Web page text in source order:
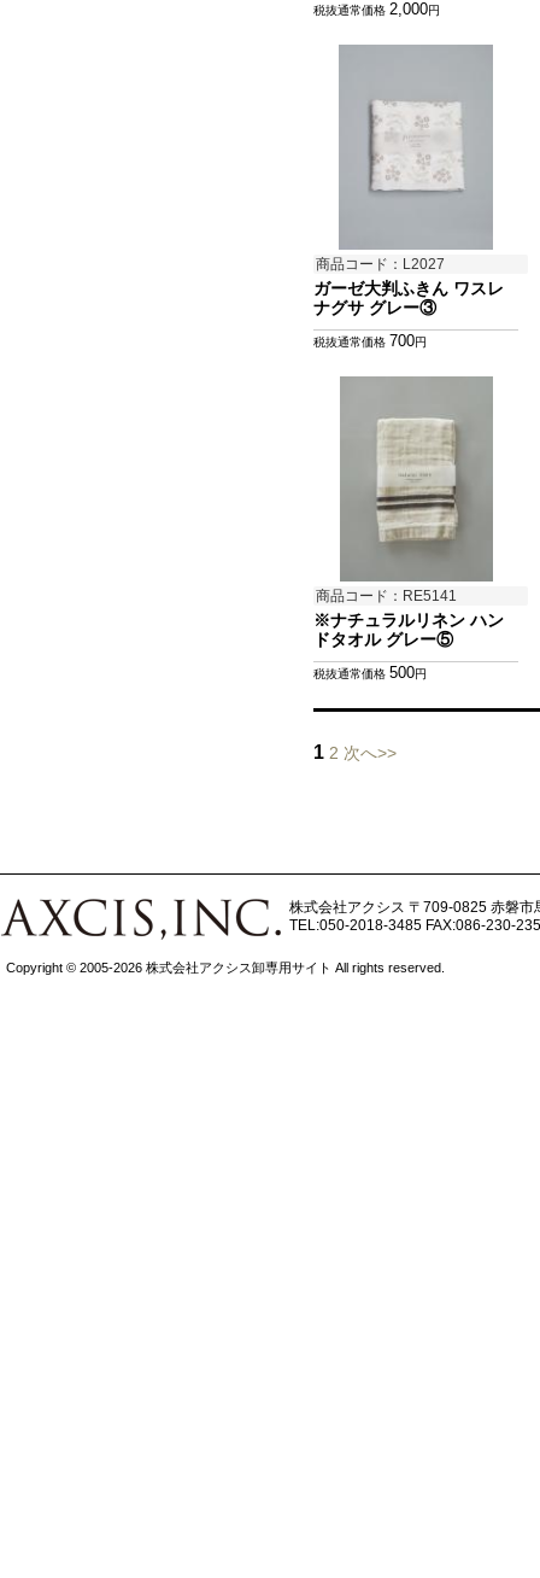
税抜通常価格 2,000円
商品コード：L2027
ガーゼ大判ふきん ワスレ
ナグサ グレー③
税抜通常価格 700円
商品コード：RE5141
※ナチュラルリネン ハン
ドタオル グレー⑤
税抜通常価格 500円
1 2 次へ>>
株式会社アクシス 〒709-0825 赤磐市
TEL:050-2018-3485 FAX:086-230-
Copyright © 2005-2026 株式会社アクシス卸専用サイト All rights reserved.